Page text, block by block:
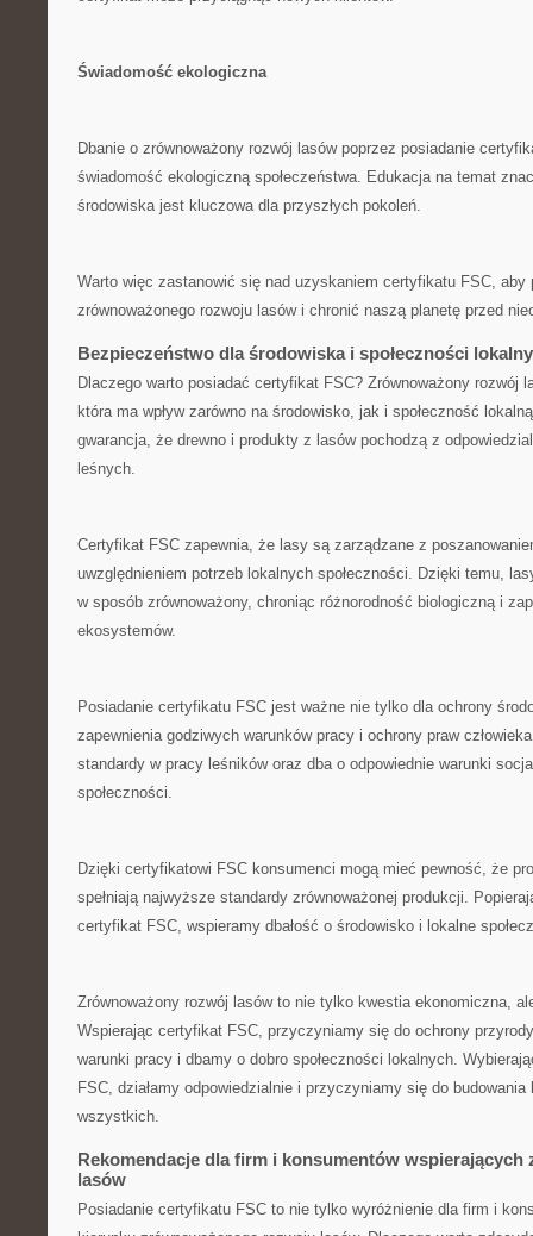
Świadomość ekologiczna
Dbanie o‌ zrównoważony⁤ rozwój lasów poprzez posiadanie
świadomość ​ekologiczną społeczeństwa. Edukacja na⁤ temat
środowiska jest kluczowa dla przyszłych ‌pokoleń.
Warto więc zastanowić się nad uzyskaniem certyfikatu⁣ FSC, aby
zrównoważonego rozwoju lasów i chronić naszą planetę⁤ przed
Bezpieczeństwo dla środowiska i społeczności
Dlaczego warto posiadać certyfikat FSC? Zrównoważony rozwój
która ma wpływ zarówno na środowisko, jak i społeczność
gwarancja, że drewno i produkty z lasów pochodzą​ z‍
leśnych.
Certyfikat FSC zapewnia, że lasy są zarządzane z
uwzględnieniem potrzeb lokalnych społeczności. Dzięki temu,
w sposób zrównoważony, chroniąc różnorodność biologiczną i
ekosystemów.
Posiadanie⁢ certyfikatu FSC jest ważne nie tylko dla ochrony
zapewnienia godziwych warunków pracy i ochrony praw
standardy w pracy leśników oraz dba ​o odpowiednie warunki
społeczności.
Dzięki certyfikatowi FSC konsumenci mogą mieć pewność, że⁤
spełniają najwyższe ⁢standardy zrównoważonej⁣ produkcji.
certyfikat FSC, wspieramy dbałość o środowisko i lokalne⁢
Zrównoważony rozwój lasów to nie ⁢tylko kwestia ekonomiczna,
Wspierając certyfikat FSC, przyczyniamy się ‌do ochrony
warunki pracy i dbamy o⁣ dobro społeczności lokalnych.
FSC, ​działamy odpowiedzialnie i przyczyniamy się do‍
wszystkich.
Rekomendacje dla firm i konsumentów
lasów
Posiadanie certyfikatu FSC to nie tylko wyróżnienie ‍dla firm i